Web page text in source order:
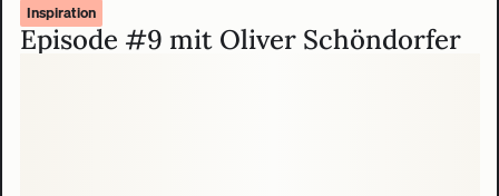
Inspiration
Episode #9 mit Oliver Schöndorfer